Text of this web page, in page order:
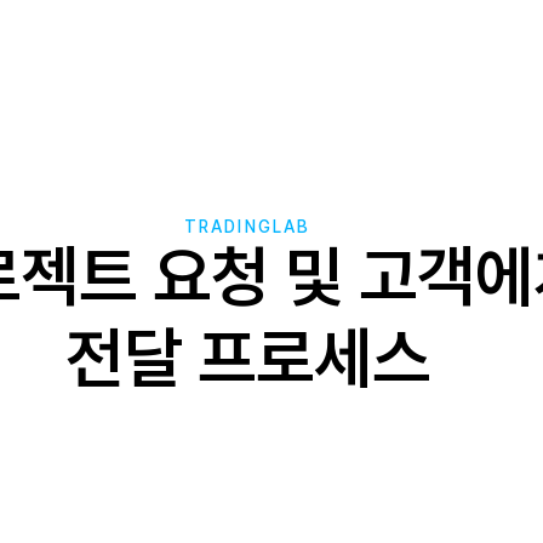
TRADINGLAB
젝트 요청 및 고객
전달 프로세스